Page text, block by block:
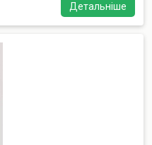
Детальніше